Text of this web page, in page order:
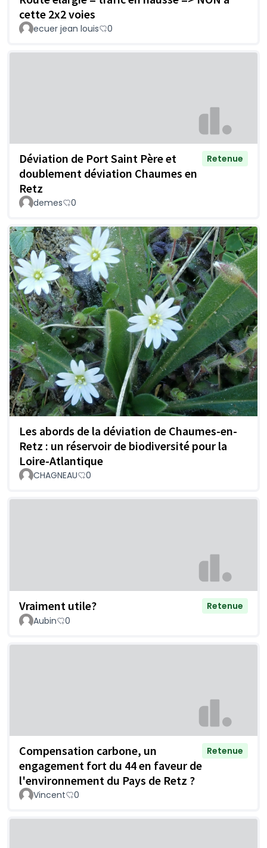
cette 2x2 voies
ecuer jean louis 0
Déviation de Port Saint Père et
doublement déviation Chaumes en
Retz
Retenue
demes 0
Les abords de la déviation de Chaumes-en-
Retz : un réservoir de biodiversité pour la
Loire-Atlantique
CHAGNEAU 0
Vraiment utile?
Retenue
Aubin
0
Compensation carbone, un
engagement fort du 44 en faveur de
l'environnement du Pays de Retz ?
Retenue
Vincent 0